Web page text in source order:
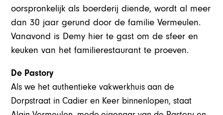
oorspronkelijk als boerderij diende, wordt al meer
dan 30 jaar gerund door de familie Vermeulen.
Vanavond is Demy hier te gast om de sfeer en
keuken van het familierestaurant te proeven.
De Pastory
Als we het authentieke vakwerkhuis aan de
Dorpstraat in Cadier en Keer binnenlopen, staat